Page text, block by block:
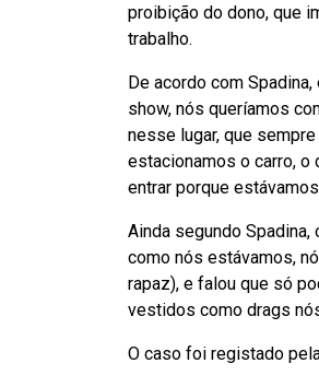
proibição do dono, que
trabalho.
De acordo com
show, nós queríamos
nesse lugar, que
estacionamos o carro, o
entrar porque
Ainda segundo
como nós estávamos,
rapaz), e falou que só
vestidos como drags
O caso foi registado